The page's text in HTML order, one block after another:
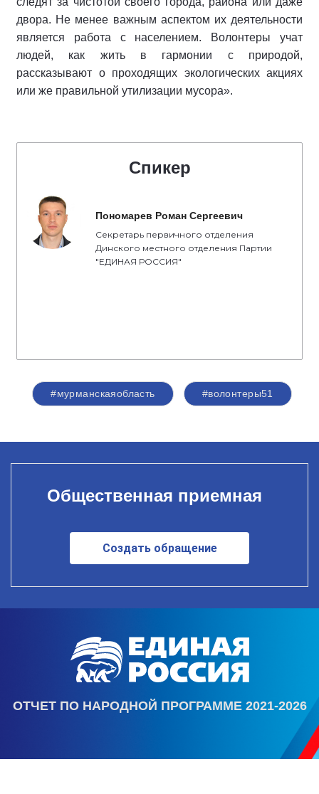
двора. Не менее важным аспектом их деятельности
является работа с населением. Волонтеры учат
людей, как жить в гармонии с природой,
рассказывают о проходящих экологических акциях
или же правильной утилизации мусора».
Спикер
Пономарев Роман Сергеевич
Секретарь первичного отделения
Динского местного отделения Партии
"ЕДИНАЯ РОССИЯ"
#мурманскаяобласть #волонтеры51
Общественная приемная
Создать обращение
ОТЧЕТ ПО НАРОДНОЙ ПРОГРАММЕ 2021-2026